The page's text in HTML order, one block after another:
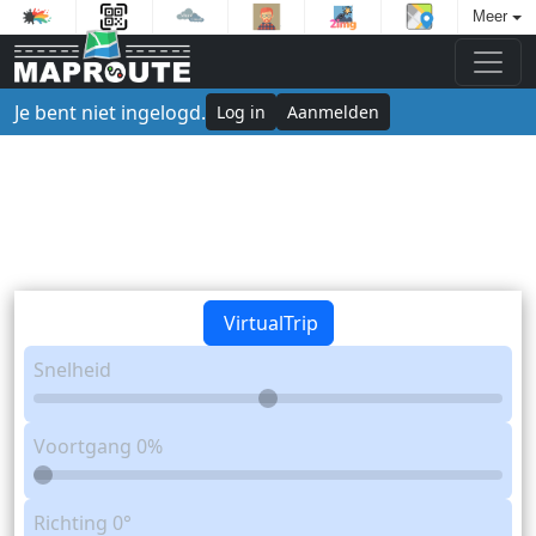
Meer
Je bent niet ingelogd. Log in Aanmelden
VirtualTrip
Snelheid
Voortgang 0%
Richting 0°